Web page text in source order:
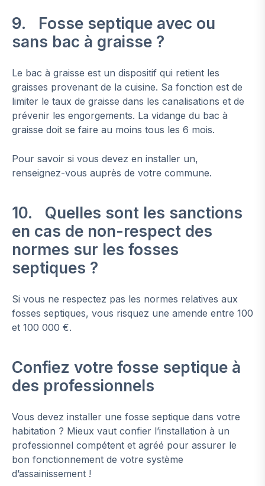
9. Fosse septique avec ou
sans bac à graisse ?
Le bac à graisse est un dispositif qui retient les
graisses provenant de la cuisine. Sa fonction est de
limiter le taux de graisse dans les canalisations et de
prévenir les engorgements. La vidange du bac à
graisse doit se faire au moins tous les 6 mois.
Pour savoir si vous devez en installer un,
renseignez-vous auprès de votre commune.
10. Quelles sont les sanctions
en cas de non-respect des
normes sur les fosses
septiques ?
Si vous ne respectez pas les normes relatives aux
fosses septiques, vous risquez une amende entre 100
et 100 000 €.
Confiez votre fosse septique à
des professionnels
Vous devez installer une fosse septique dans votre
habitation ? Mieux vaut confier l’installation à un
professionnel compétent et agréé pour assurer le
bon fonctionnement de votre système
d’assainissement !